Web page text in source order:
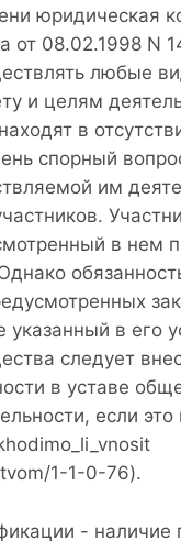
юридическая
от 08.02.1998 N
любые
и целям
в
спорный
им
в нем
указанный в его
следует
в уставе
если это
1-1-0-76).
- наличие